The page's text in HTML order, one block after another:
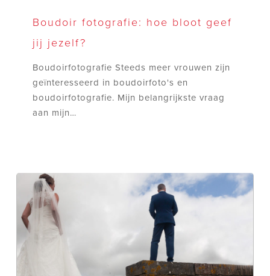
fotografie:
bloot
geef
jezelf?
Boudoir fotografie: hoe bloot geef
jij jezelf?
Boudoirfotografie Steeds meer vrouwen zijn
geïnteresseerd in boudoirfoto's en
boudoirfotografie. Mijn belangrijkste vraag
aan mijn…